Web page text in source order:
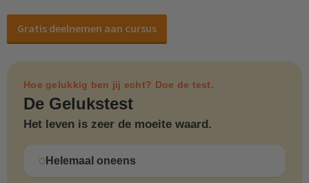
Gratis deelnemen aan cursus
Hoe gelukkig ben jij echt? Doe de test.
De Gelukstest
Het leven is zeer de moeite waard.
Helemaal oneens